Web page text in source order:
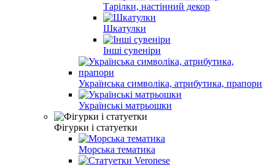
Тарілки, настінний декор
Шкатулки
Інші сувеніри
Українська символіка, атрибутика, прапори
Українські матрьошки
Фігурки і статуетки
Морська тематика